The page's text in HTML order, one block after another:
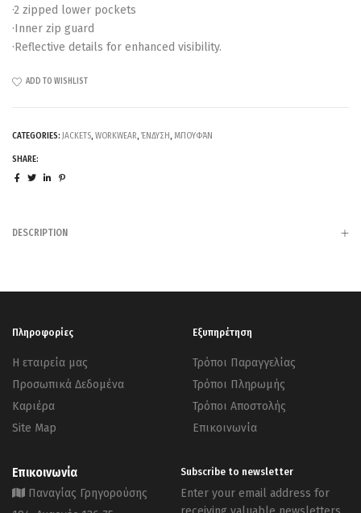
·2 zipped lower pockets
·Inner zip guard
·Reflective details for enhanced visibility.
ADD TO WISHLIST
CATEGORIES: JACKETS, WORKWEAR, ΈΝΔΥΣΗ, ΜΠΟΥΦΆΝ
SHARE:
DESCRIPTION
Πληροφορίες
Η εταιρεία μας
Προσωπικά Δεδομένα
Καριέρα
Site Map
Εξυπηρέτηση
Τρόποι Παραγγελίας
Τρόποι Πληρωμής
Τρόποι Αποστολής
Επικοινωνία
Επικοινωνία
Παναγίας Γρηγορούσης
Subscribe to newsletter
Enter your email address for